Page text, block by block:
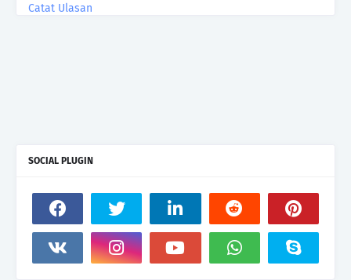
Catat Ulasan
SOCIAL PLUGIN